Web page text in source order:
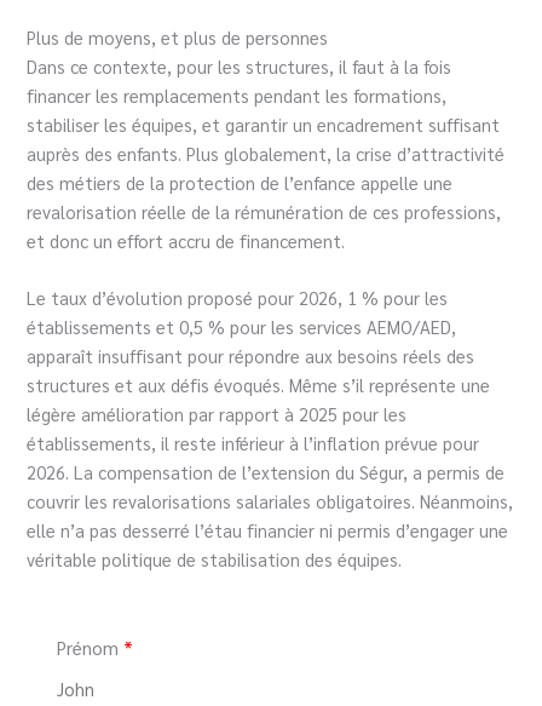
Plus de moyens, et plus de personnes
Dans ce contexte, pour les structures, il faut à la fois
financer les remplacements pendant les formations,
stabiliser les équipes, et garantir un encadrement suffisant
auprès des enfants. Plus globalement, la crise d’attractivité
des métiers de la protection de l’enfance appelle une
revalorisation réelle de la rémunération de ces professions,
et donc un effort accru de financement.
Le taux d’évolution proposé pour 2026, 1 % pour les
établissements et 0,5 % pour les services AEMO/AED,
apparaît insuffisant pour répondre aux besoins réels des
structures et aux défis évoqués. Même s’il représente une
légère amélioration par rapport à 2025 pour les
établissements, il reste inférieur à l’inflation prévue pour
2026. La compensation de l’extension du Ségur, a permis de
couvrir les revalorisations salariales obligatoires. Néanmoins,
elle n’a pas desserré l’étau financier ni permis d’engager une
véritable politique de stabilisation des équipes.
Prénom